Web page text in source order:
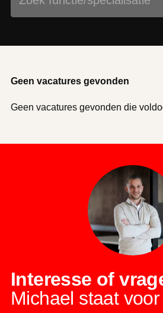
Geen vacatures gevonden
Geen vacatures gevonden die
Interesse of
Michael staat